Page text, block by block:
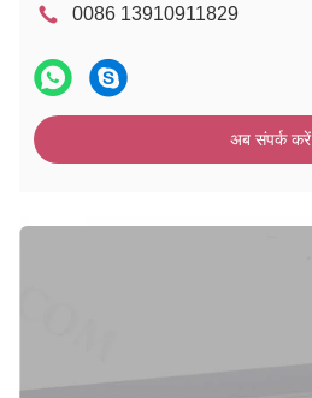
0086 13910911829
अब संपर्क करें